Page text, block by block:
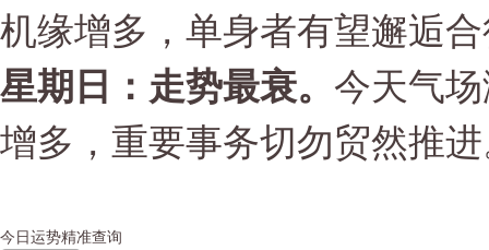
机缘增多，单身者有望邂逅
星期日：走势最衰。 今天气
增多，重要事务切勿贸然推
今日运势精准查询